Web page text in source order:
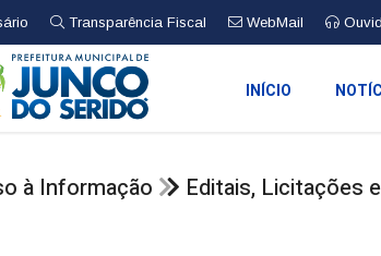
Transparência Fiscal WebMail
INÍCIO
à Informação Editais, Licitações